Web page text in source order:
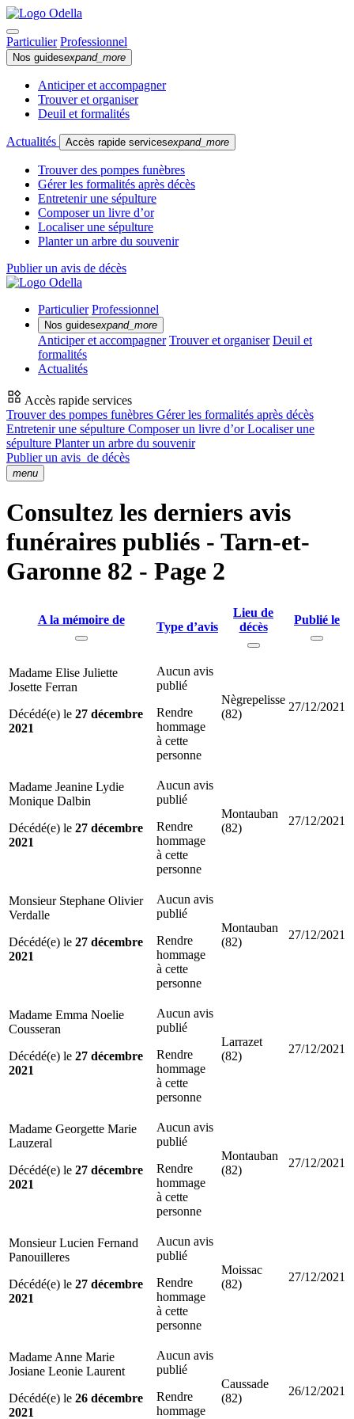
Particulier Professionnel
Nos guidesexpand_more
Anticiper et accompagner
Trouver et organiser
Deuil et formalités
Actualités Accès rapide servicesexpand_more
Trouver des pompes funèbres
Gérer les formalités après décès
Entretenir une sépulture
Composer un livre d’or
Localiser une sépulture
Planter un arbre du souvenir
Publier un avis de décès
Particulier Professionnel
Nos guidesexpand_more
Anticiper et accompagner Trouver et organiser Deuil et
formalités
Actualités
Accès rapide services
Trouver des pompes funèbres Gérer les formalités après décès
Entretenir une sépulture Composer un livre d’orLocaliser une
sépulture Planter un arbre du souvenir
Publier un avis de décès
menu
Consultez les derniers avis
funéraires publiés - Tarn-et-
Garonne 82 - Page 2
A la mémoire de
Type d’avis
Lieu de
décès
Publié le
Madame Elise Juliette
Josette Ferran
Décédé(e) le 27 décembre
2021
Aucun avis
publié
Rendre
hommage
à cette
personne
Nègrepelisse
(82)
27/12/2021
Madame Jeanine Lydie
Monique Dalbin
Décédé(e) le 27 décembre
2021
Aucun avis
publié
Rendre
hommage
à cette
personne
Montauban
(82)
27/12/2021
Monsieur Stephane Olivier
Verdalle
Décédé(e) le 27 décembre
2021
Aucun avis
publié
Rendre
hommage
à cette
personne
Montauban
(82)
27/12/2021
Madame Emma Noelie
Cousseran
Décédé(e) le 27 décembre
2021
Aucun avis
publié
Rendre
hommage
à cette
personne
Larrazet
(82)
27/12/2021
Madame Georgette Marie
Lauzeral
Décédé(e) le 27 décembre
2021
Aucun avis
publié
Rendre
hommage
à cette
personne
Montauban
(82)
27/12/2021
Monsieur Lucien Fernand
Panouilleres
Décédé(e) le 27 décembre
2021
Aucun avis
publié
Rendre
hommage
à cette
personne
Moissac
(82)
27/12/2021
Madame Anne Marie
Josiane Leonie Laurent
Décédé(e) le 26 décembre
2021
Aucun avis
publié
Rendre
hommage
Caussade
(82)
26/12/2021